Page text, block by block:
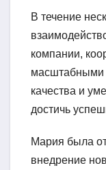
В течение
компании,
масштабными
качества и
достичь
Мария была
внедрение